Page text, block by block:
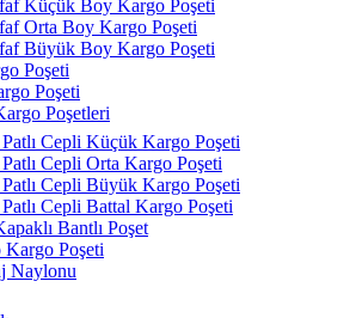
Küçük Boy Kargo Poşeti
Orta Boy Kargo Poşeti
Büyük Boy Kargo Poşeti
Poşeti
Poşeti
Poşetleri
Patlı Cepli Küçük Kargo Poşeti
Cepli Orta Kargo Poşeti
Patlı Cepli Büyük Kargo Poşeti
Cepli Battal Kargo Poşeti
Bantlı Poşet
Poşeti
Naylonu